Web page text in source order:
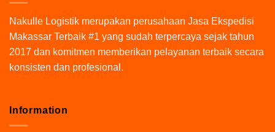
Nakulle Logistik merupakan perusahaan Jasa Ekspedisi
Makassar Terbaik #1 yang sudah terpercaya sejak tahun
2017 dan komitmen memberikan pelayanan terbaik secara
konsisten dan profesional.
Information